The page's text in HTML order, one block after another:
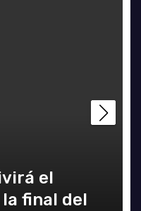
el
final del